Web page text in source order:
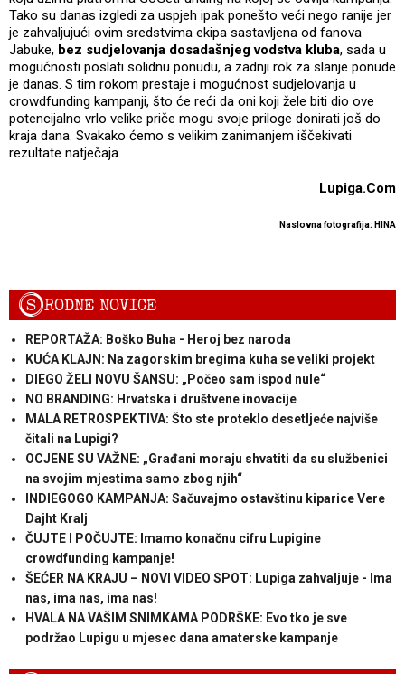
Tako su danas izgledi za uspjeh ipak ponešto veći nego ranije jer
je zahvaljujući ovim sredstvima ekipa sastavljena od fanova
Jabuke, bez sudjelovanja dosadašnjeg vodstva kluba, sada u
mogućnosti poslati solidnu ponudu, a zadnji rok za slanje ponude
je danas. S tim rokom prestaje i mogućnost sudjelovanja u
crowdfunding kampanji, što će reći da oni koji žele biti dio ove
potencijalno vrlo velike priče mogu svoje priloge donirati još do
kraja dana. Svakako ćemo s velikim zanimanjem iščekivati
rezultate natječaja.
Lupiga.Com
Naslovna fotografija: HINA
SRODNE NOVICE
REPORTAŽA: Boško Buha - Heroj bez naroda
KUĆA KLAJN: Na zagorskim bregima kuha se veliki projekt
DIEGO ŽELI NOVU ŠANSU: „Počeo sam ispod nule“
NO BRANDING: Hrvatska i društvene inovacije
MALA RETROSPEKTIVA: Što ste proteklo desetljeće najviše
čitali na Lupigi?
OCJENE SU VAŽNE: „Građani moraju shvatiti da su službenici
na svojim mjestima samo zbog njih“
INDIEGOGO KAMPANJA: Sačuvajmo ostavštinu kiparice Vere
Dajht Kralj
ČUJTE I POČUJTE: Imamo konačnu cifru Lupigine
crowdfunding kampanje!
ŠEĆER NA KRAJU – NOVI VIDEO SPOT: Lupiga zahvaljuje - Ima
nas, ima nas, ima nas!
HVALA NA VAŠIM SNIMKAMA PODRŠKE: Evo tko je sve
podržao Lupigu u mjesec dana amaterske kampanje